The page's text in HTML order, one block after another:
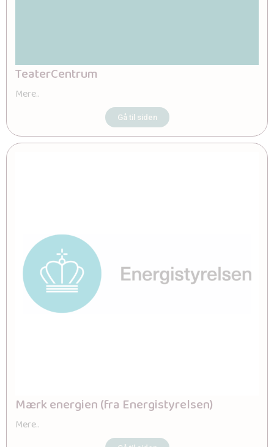
TeaterCentrum
Mere..
Gå til siden
Mærk energien (fra Energistyrelsen)
Mere..